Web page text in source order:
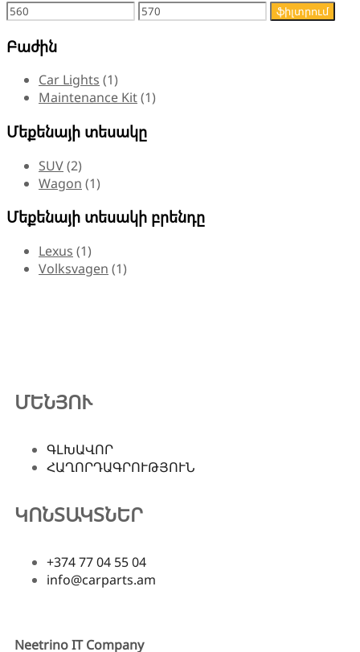
ֆիլտրում
Բաժին
Car Lights (1)
Maintenance Kit(1)
Մեքենայի տեսակը
SUV(2)
Wagon (1)
Մեքենայի տեսակի բրենդը
Lexus (1)
Volksvagen (1)
ՄԵՆՅՈՒ
ԳԼԽԱՎՈՐ
ՀԱՂՈՐԴԱԳՐՈՒԹՅՈՒՆ
ԿՈՆՏԱԿՏՆԵՐ
+374 77 04 55 04
info@carparts.am
Neetrino IT Company